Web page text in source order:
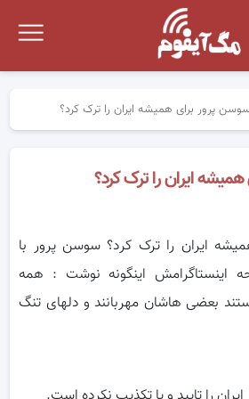
سوسن پرور برای همیشه ایران را ترک کرد؟
ایران را ترک کرد؟
ایران را ترک کرد؟ سوسن پرور با
اینستاگرامش اینگونه نوشت : همه
بعضی هاشان مهربانند و دلهای تنگ